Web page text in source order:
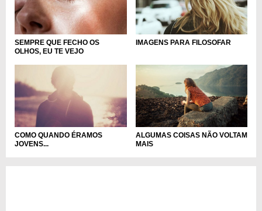
SEMPRE QUE FECHO OS
OLHOS, EU TE VEJO
IMAGENS PARA FILOSOFAR
COMO QUANDO ÉRAMOS
JOVENS...
ALGUMAS COISAS NÃO VOLTAM
MAIS